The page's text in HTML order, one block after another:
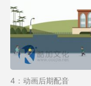
4：动画后期配音